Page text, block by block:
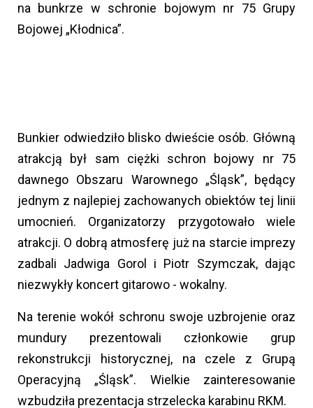
na bunkrze w schronie bojowym nr 75 Grupy
Bojowej „Kłodnica”.
Bunkier odwiedziło blisko dwieście osób. Główną
atrakcją był sam ciężki schron bojowy nr 75
dawnego Obszaru Warownego „Śląsk”, będący
jednym z najlepiej zachowanych obiektów tej linii
umocnień. Organizatorzy przygotowało wiele
atrakcji. O dobrą atmosferę już na starcie imprezy
zadbali Jadwiga Gorol i Piotr Szymczak, dając
niezwykły koncert gitarowo - wokalny.
Na terenie wokół schronu swoje uzbrojenie oraz
mundury prezentowali członkowie grup
rekonstrukcji historycznej, na czele z Grupą
Operacyjną „Śląsk”. Wielkie zainteresowanie
wzbudziła prezentacja strzelecka karabinu RKM.